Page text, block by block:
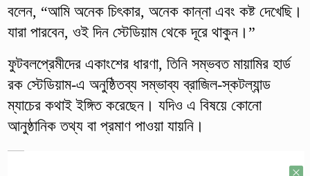
বলেন, “আমি অনেক চিৎকার, অনেক কান্না এবং কষ্ট দেখেছি।
যারা পারবেন, ওই দিন স্টেডিয়াম থেকে দূরে থাকুন।”
ফুটবলপ্রেমীদের একাংশের ধারণা, তিনি সম্ভবত মায়ামির হার্ড
রক স্টেডিয়াম-এ অনুষ্ঠিতব্য সম্ভাব্য ব্রাজিল-স্কটল্যান্ড
ম্যাচের কথাই ইঙ্গিত করেছেন। যদিও এ বিষয়ে কোনো
আনুষ্ঠানিক তথ্য বা প্রমাণ পাওয়া যায়নি।